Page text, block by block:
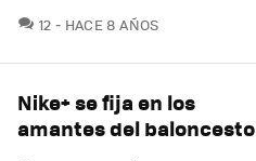
12 COMENTARIOS
HACE 8 AÑOS
Nike+ se fija en los
amantes del baloncesto